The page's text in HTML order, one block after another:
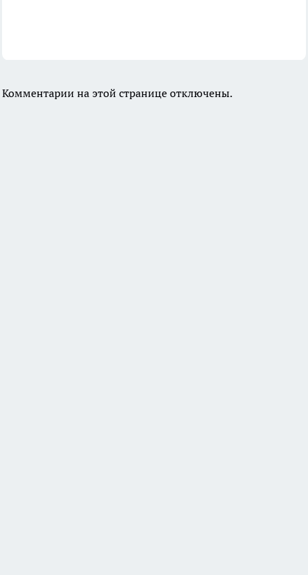
Комментарии на этой странице отключены.